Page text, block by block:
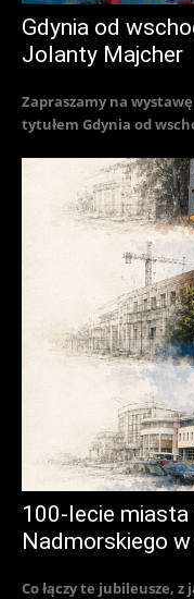
Gdynia od
Jolanty Majcher
Zapraszamy na
tytułem Gdynia od
100-lecie
Nadmorskiego w
Co łączy te jubileusze,